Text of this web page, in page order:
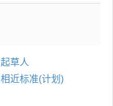
起草人
相近标准(计划)